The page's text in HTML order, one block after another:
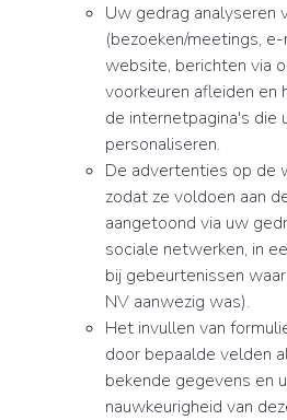
Uw gedrag analyseren
(bezoeken/meetings,
website, berichten via
voorkeuren afleiden en
de internetpagina's die
personaliseren.
De advertenties op de
zodat ze voldoen aan
aangetoond via uw
sociale netwerken, in
bij gebeurtenissen
NV aanwezig was).
Het invullen van
door bepaalde velden
bekende gegevens en
nauwkeurigheid van